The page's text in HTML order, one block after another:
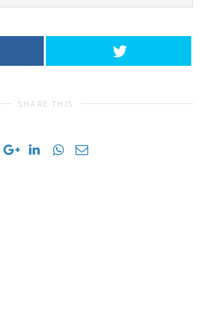
SHARE THIS